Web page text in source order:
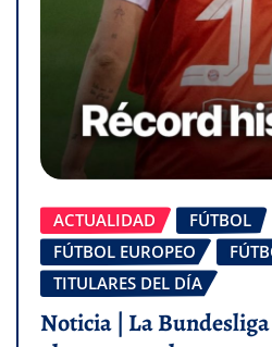
ACTUALIDAD
FÚTBOL
FÚTBOL EUROPEO
TITULARES DEL DÍA
Noticia | La